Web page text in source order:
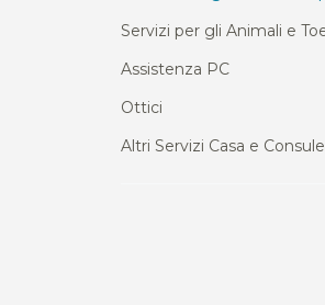
Servizi per gli Animali e
Assistenza PC
Ottici
Altri Servizi Casa e